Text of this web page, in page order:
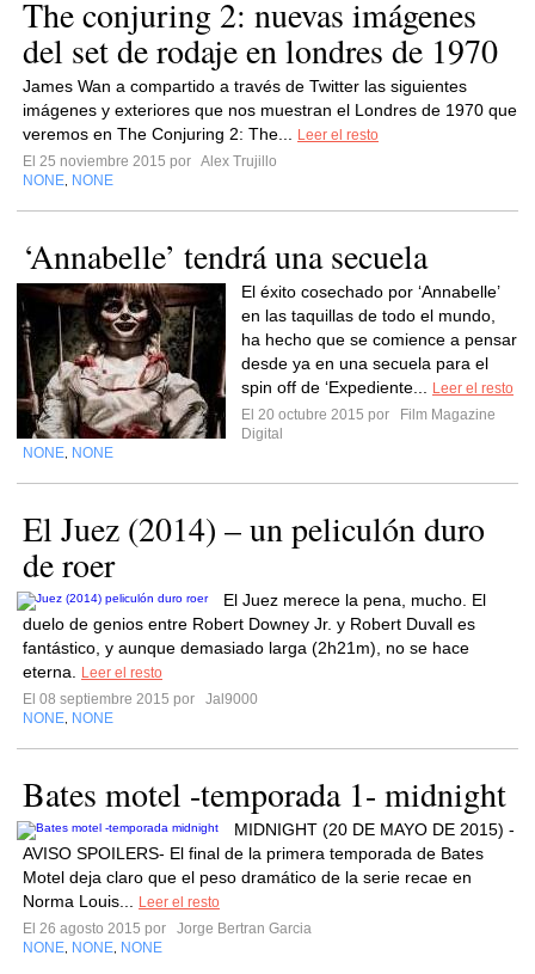
The conjuring 2: nuevas imágenes
del set de rodaje en londres de 1970
James Wan a compartido a través de Twitter las siguientes
imágenes y exteriores que nos muestran el Londres de 1970 que
veremos en The Conjuring 2: The...
Leer el resto
El 25 noviembre 2015 por Alex Trujillo
NONE NONE
‘Annabelle’ tendrá una secuela
El éxito cosechado por ‘Annabelle’
en las taquillas de todo el mundo,
ha hecho que se comience a pensar
desde ya en una secuela para el
spin off de ‘Expediente...
Leer el resto
El 20 octubre 2015 por
Film Magazine
Digital
NONE NONE
El Juez (2014) – un peliculón duro
de roer
El Juez merece la pena, mucho. El
duelo de genios entre Robert Downey Jr. y Robert Duvall es
fantástico, y aunque demasiado larga (2h21m), no se hace
eterna.
Leer el resto
El 08 septiembre 2015 por
Jal9000
NONE NONE
Bates motel -temporada 1- midnight
MIDNIGHT (20 DE MAYO DE 2015) -
AVISO SPOILERS- El final de la primera temporada de Bates
Motel deja claro que el peso dramático de la serie recae en
Norma Louis...
Leer el resto
El 26 agosto 2015 por
Jorge Bertran Garcia
NONE NONE NONE